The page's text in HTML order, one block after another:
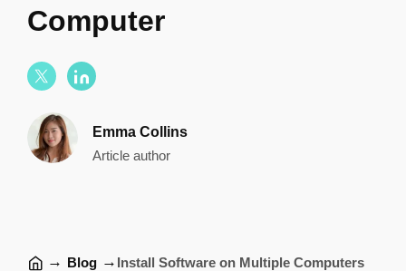
Computer
Emma Collins
Article author
→ Blog → Install Software on Multiple Computers